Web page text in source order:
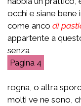
occhi e siane bene
come anco di
appartente a
senza
4
rogna, o altra
molti ve ne sono,